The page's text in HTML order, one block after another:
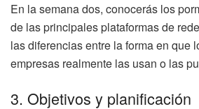
En la semana dos, conocerás los
de las principales plataformas de
las diferencias entre la forma en que
empresas realmente las usan o las
3. Objetivos y planificación